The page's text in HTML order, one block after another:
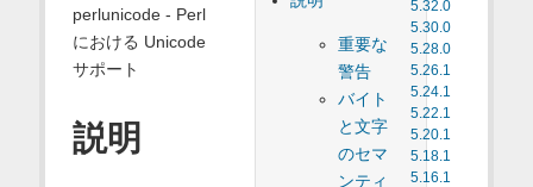
5.32.0
5.30.0
5.28.0
5.26.1
5.24.1
5.22.1
5.20.1
5.18.1
5.16.1
重要な
警告
バイト
と文字
のセマ
ンティ
perlunicode - Perl
における Unicode
サポート
説明